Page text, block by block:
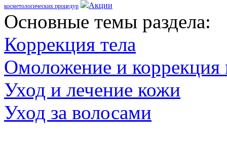
косметологических процедур Акции
Оcновные темы раздела:
Коррекция тела
Омоложение и коррекция
Уход и лечение кожи
Уход за волосами